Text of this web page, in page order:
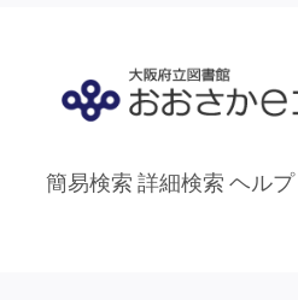
簡易検索 詳細検索 ヘルプ